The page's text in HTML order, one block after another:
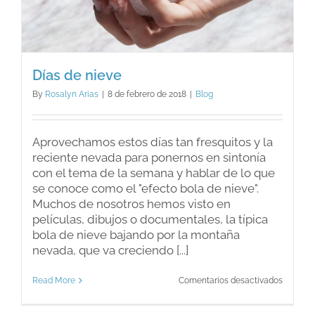
Días de nieve
By Rosalyn Arias | 8 de febrero de 2018 | Blog
Aprovechamos estos días tan fresquitos y la
reciente nevada para ponernos en sintonía
con el tema de la semana y hablar de lo que
se conoce como el "efecto bola de nieve".
Muchos de nosotros hemos visto en
películas, dibujos o documentales, la típica
bola de nieve bajando por la montaña
nevada, que va creciendo [...]
Read More Comentarios desactivadosen